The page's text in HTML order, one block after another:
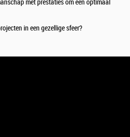
met prestaties om een optimaal
in een gezellige sfeer?